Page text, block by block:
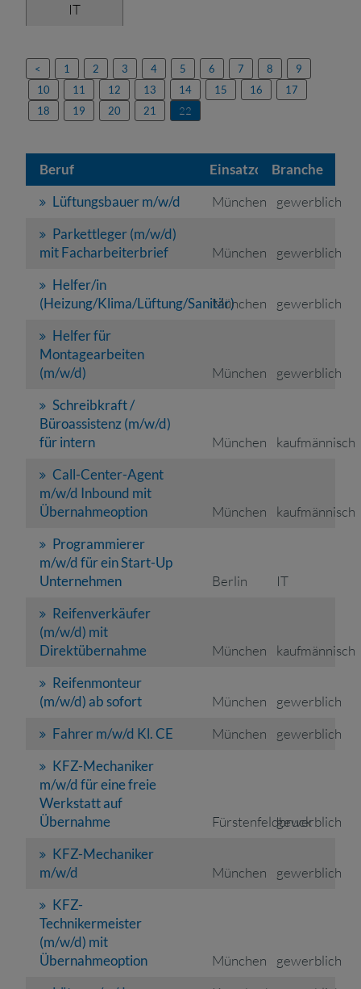
IT
< 1 2 3 4 5 6 7 8
9
10
11 12 13 14 15 16
17
18
19 20 21 22
Beruf EinsatzortBranche
Lüftungsbauer m/w/d
München
gewerblich
Parkettleger (m/w/d)
mit Facharbeiterbrief
München
gewerblich
Helfer/in
(Heizung/Klima/Lüftung/Sanitär)München
gewerblich
Helfer für
Montagearbeiten
(m/w/d)
München
gewerblich
Schreibkraft /
Büroassistenz (m/w/d)
für intern
München
kaufmännisch
Call-Center-Agent
m/w/d Inbound mit
Übernahmeoption
München
kaufmännisch
Programmierer
m/w/d für ein Start-Up
Unternehmen
Berlin
IT
Reifenverkäufer
(m/w/d) mit
Direktübernahme
München
kaufmännisch
Reifenmonteur
(m/w/d) ab sofort
München
gewerblich
Fahrer m/w/d Kl. CE
München
gewerblich
KFZ-Mechaniker
m/w/d für eine freie
Werkstatt auf
Übernahme
Fürstenfeldbruck
gewerblich
KFZ-Mechaniker
m/w/d
München
gewerblich
KFZ-
Technikermeister
(m/w/d) mit
Übernahmeoption
München
gewerblich